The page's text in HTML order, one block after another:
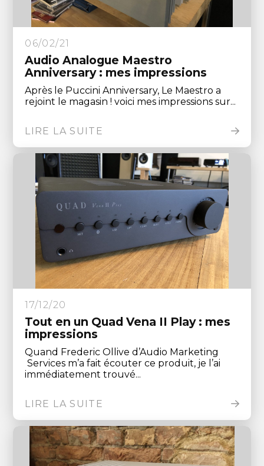
06/02/21
Audio Analogue Maestro
Anniversary : mes impressions
Après le Puccini Anniversary, Le Maestro a
rejoint le magasin ! voici mes impressions sur...
LIRE LA SUITE
17/12/20
Tout en un Quad Vena II Play : mes
impressions
Quand Frederic Ollive d’Audio Marketing
Services m’a fait écouter ce produit, je l’ai
immédiatement trouvé...
LIRE LA SUITE